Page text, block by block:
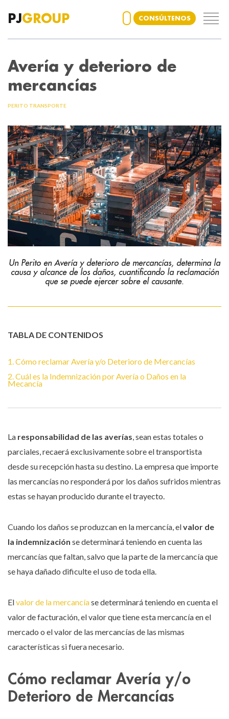
PJGROUP CONSÚLTENOS
Avería y deterioro de
mercancías
PERITO TRANSPORTE
Un Perito en Avería y deterioro de mercancías, determina la
causa y alcance de los daños, cuantificando la reclamación
que se puede ejercer sobre el causante.
TABLA DE CONTENIDOS
1. Cómo reclamar Avería y/o Deterioro de Mercancías
2. Cuál es la Indemnización por Avería o Daños en la
Mecancía
La responsabilidad de las averías , sean estas totales o
parciales, recaerá exclusivamente sobre el transportista
desde su recepción hasta su destino. La empresa que importe
las mercancías no responderá por los daños sufridos mientras
estas se hayan producido durante el trayecto.
Cuando los daños se produzcan en la mercancía, elvalor de
la indemnización se determinará teniendo en cuenta las
mercancías que faltan, salvo que la parte de la mercancía que
se haya dañado dificulte el uso de toda ella.
Elvalor de la mercancíase determinará teniendo en cuenta el
valor de facturación, el valor que tiene esta mercancía en el
mercado o el valor de las mercancías de las mismas
características si fuera necesario.
Cómo reclamar Avería y/o
Deterioro de Mercancías